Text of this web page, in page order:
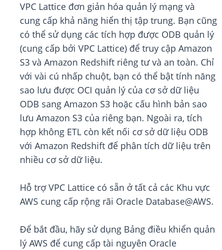
VPC Lattice đơn giản hóa quản lý mạng và
cung cấp khả năng hiển thị tập trung. Bạn cũng
có thể sử dụng các tích hợp được ODB quản lý
(cung cấp bởi VPC Lattice) để truy cập Amazon
S3 và Amazon Redshift riêng tư và an toàn. Chỉ
với vài cú nhấp chuột, bạn có thể bật tính năng
sao lưu được OCI quản lý của cơ sở dữ liệu
ODB sang Amazon S3 hoặc cấu hình bản sao
lưu Amazon S3 của riêng bạn. Ngoài ra, tích
hợp không ETL còn kết nối cơ sở dữ liệu ODB
với Amazon Redshift để phân tích dữ liệu trên
nhiều cơ sở dữ liệu.
Hỗ trợ VPC Lattice có sẵn ở tất cả các Khu vực
AWS cung cấp rộng rãi Oracle Database@AWS.
Để bắt đầu, hãy sử dụng Bảng điều khiển quản
lý AWS để cung cấp tài nguyên Oracle